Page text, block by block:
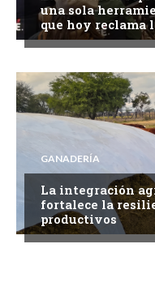
una sola
que hoy reclama
GANADERÍA
La integración
fortalece la
productivos